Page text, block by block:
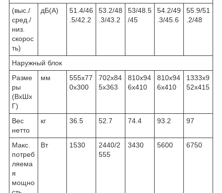
(выс./
сред./
низ.
скорос
ть)
дБ(А)
51.4/46
.5/42.2
53.2/48
.3/43.2
53/48.5
/45
54.2/49
.3/45.6
55.9/51
.2/48
Наружный блок
Разме
ры
(ВхШх
Г)
мм
555x77
0x300
702х84
5х363
810х94
6х410
810х94
6х410
1333х9
52х415
Вес
нетто
кг 36.5 52.7 74.4 93.2 97
Макс.
потреб
ляема
я
мощно
Вт 1530
2440/2
555
3430 5600 6750